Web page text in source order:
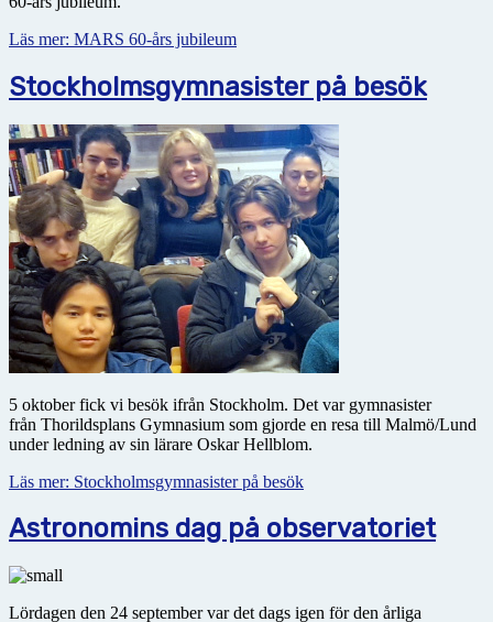
Läs mer: MARS 60-års jubileum
Stockholmsgymnasister på besök
5 oktober fick vi besök ifrån Stockholm. Det var gymnasister
från Thorildsplans Gymnasium som gjorde en resa till Malmö/Lund
under ledning av sin lärare Oskar Hellblom.
Läs mer: Stockholmsgymnasister på besök
Astronomins dag på observatoriet
Lördagen den 24 september var det dags igen för den årliga